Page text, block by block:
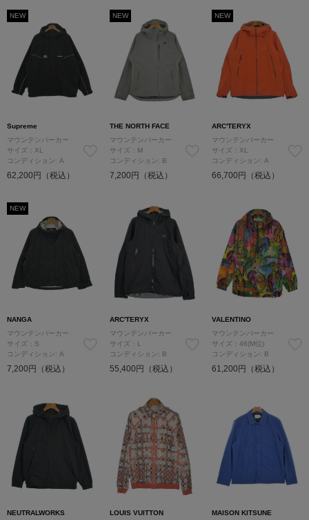
NEW
Supreme
マウンテンパーカー
サイズ：XL
コンディション: A
62,200円（税込）
NEW
THE NORTH FACE
マウンテンパーカー
サイズ：M
コンディション: B
7,200円（税込）
NEW
ARC'TERYX
マウンテンパーカー
サイズ：XL
コンディション: A
66,700円（税込）
NEW
NANGA
マウンテンパーカー
サイズ：S
コンディション: A
7,200円（税込）
ARC'TERYX
マウンテンパーカー
サイズ：L
コンディション: B
55,400円（税込）
VALENTINO
マウンテンパーカー
サイズ：46(M位)
コンディション: B
61,200円（税込）
NEUTRALWORKS
LOUIS VUITTON
MAISON KITSUNE